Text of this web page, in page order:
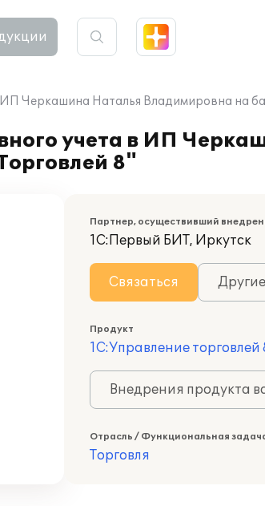
Черкашина Наталья Владимировна на
учета в ИП
8"
Партнер, осуществивший
1С:Первый БИТ, Иркутск
Связаться
Продукт
1С:Управление торговлей
Внедрения продукта
Отрасль / Функциональная
Торговля